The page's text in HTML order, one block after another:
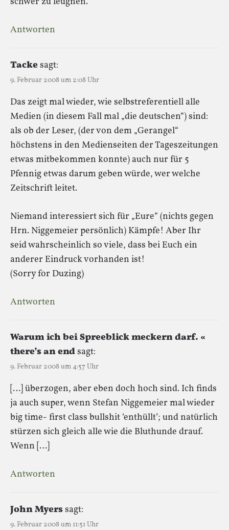
Antworten
Tackesagt:
9. Februar 2008 um 2:08 Uhr
Das zeigt mal wieder, wie selbstreferentiell alle
Medien (in diesem Fall mal „die deutschen“) sind:
als ob der Leser, (der von dem „Gerangel“
höchstens in den Medienseiten der Tageszeitungen
etwas mitbekommen konnte) auch nur für 5
Pfennig etwas darum geben würde, wer welche
Zeitschrift leitet.
Niemand interessiert sich für „Eure“ (nichts gegen
Hrn. Niggemeier persönlich) Kämpfe! Aber Ihr
seid wahrscheinlich so viele, dass bei Euch ein
anderer Eindruck vorhanden ist!
(Sorry for Duzing)
Antworten
Warum ich bei Spreeblick meckern darf. «
there’s an endsagt:
9. Februar 2008 um 4:57 Uhr
[…] überzogen, aber eben doch hoch sind. Ich finds
ja auch super, wenn Stefan Niggemeier mal wieder
big time- first class bullshit ‘enthüllt’; und natürlich
stürzen sich gleich alle wie die Bluthunde drauf.
Wenn […]
Antworten
John Myerssagt:
9. Februar 2008 um 11:51 Uhr